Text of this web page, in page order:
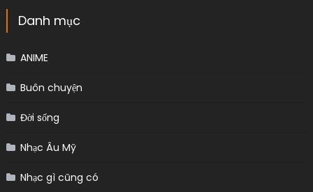
Danh mục
ANIME
Buôn chuyện
Đời sống
Nhạc Âu Mỹ
Nhạc gì cũng có